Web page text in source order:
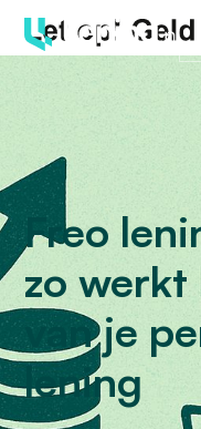
Freo
zo werkt
van je
lening